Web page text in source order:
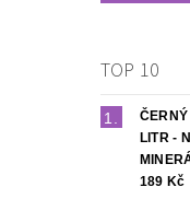
TOP 10
LITR -
189 Kč